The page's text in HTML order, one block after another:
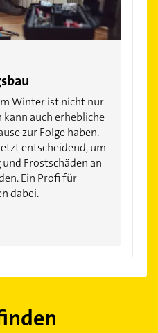
Winter ist nicht nur
auch erhebliche
zur Folge haben.
entscheidend, um
Frostschäden an
Ein Profi für
dabei.